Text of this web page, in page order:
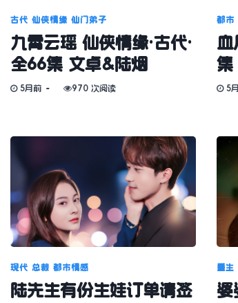
古代 仙侠情缘 仙门弟子
九霄云瑶 仙侠情缘·古代·
全66集 文卓&陆烟
5月前 970 次阅读
都市
血
集
5
现代 总裁 都市情感
陆先生有份生娃订单请签
重生
婆